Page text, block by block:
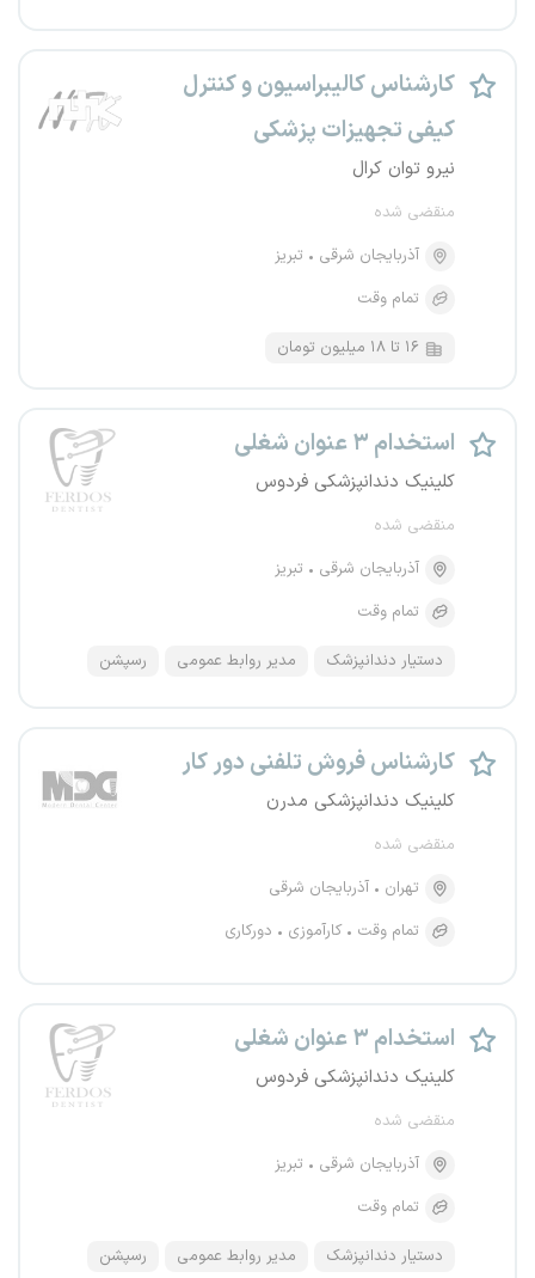
کارشناس کالیبراسیون و کنترل
کیفی تجهیزات پزشکی
نیرو توان کرال
منقضی شده
آذربایجان شرقی
تبریز
تمام وقت
۱۶ تا ۱۸ میلیون تومان
استخدام ۳ عنوان شغلی
کلینیک‌ دندانپزشکی فردوس
منقضی شده
آذربایجان شرقی
تبریز
تمام وقت
دستیار دندانپزشک مدیر روابط عمومی رسپشن
کارشناس فروش تلفنی دور کار
کلینیک دندانپزشکی مدرن
منقضی شده
تهران
آذربایجان شرقی
تمام وقت
کارآموزی دورکاری
استخدام ۳ عنوان شغلی
کلینیک‌ دندانپزشکی فردوس
منقضی شده
آذربایجان شرقی
تبریز
تمام وقت
دستیار دندانپزشک مدیر روابط عمومی رسپشن